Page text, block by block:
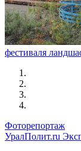
фестиваля
Фоторепортаж
УралПолит.ru